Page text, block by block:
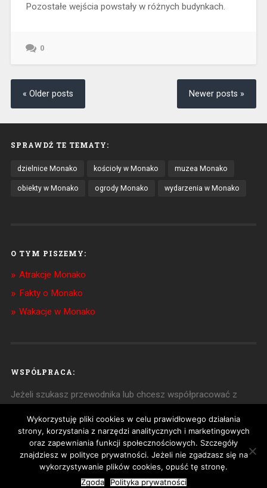
Pozostałe wejścia powstały w różnych budynkach.
0
« Older posts Newer posts »
SPRAWDŹ TE TEMATY:
dzielnice Monako kościoły w Monako muzea Monako
obiekty w Monako ogrody Monako wydarzenia w Monako
O TYM PISZEMY:
Atrakcje Monako
Fakty o Monako
Wakacje w Monako
WSPÓŁPRACA:
Jeżeli szukasz przewodnika lub chcesz współpracować z
© 2026PRZEWODNIK PO MONAKO|POLITYKA
PRYWATNOŚCI | ZOBACZ TAKŻE: LAZUROWE
WYBRZEŻE
Wykorzystuję pliki cookies w celu prawidłowego działania
strony, korzystania z narzędzi analitycznych i marketingowych
oraz zapewniania funkcji społecznościowych. Szczegóły
znajdziesz w polityce prywatności. Jeżeli nie zgadzasz się na
wykorzystywanie plików cookies, opuść tę stronę.
Zgoda
Polityka prywatności